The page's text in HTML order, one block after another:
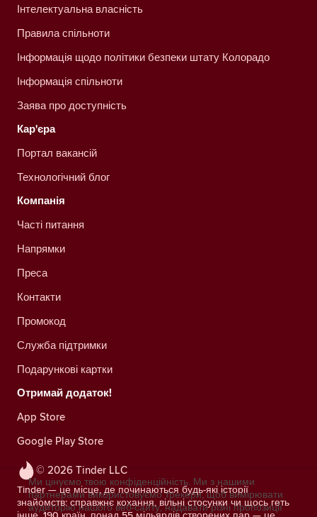
© 2026 Tinder LLC
Tinder — це місце, де починаються будь-які історії
знайомств: справжнє кохання, вільні стосунки чи щось геть
Інтелектуальна власність
Правила спільноти
Інформація щодо політики безпеки штату Колорадо
Інформація спільноти
Заява про доступність
Кар'єра
Портал вакансій
Технологічний блог
Компанія
Часті питання
Напрямки
Преса
Контакти
Промокод
Служба підтримки
Подарункові картки
Отримай додаток!
App Store
Google Play Store
Ми цінуємо твою конфіденційність. Ми з нашими
партнерами використовуємо трекери, щоб вимірювати
аудиторію нашого веб-сайту, надавати різні пропозиції